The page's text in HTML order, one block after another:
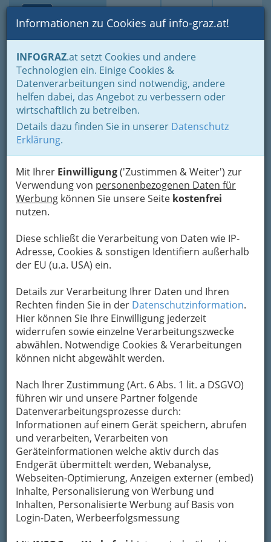
Suche Login Toggle
Informationen zu Cookies auf info-graz.at!
INFOGRAZ.at setzt Cookies und andere
Technologien ein. Einige Cookies &
Datenverarbeitungen sind notwendig, andere
helfen dabei, das Angebot zu verbessern oder
wirtschaftlich zu betreiben.
Details dazu finden Sie in unserer Datenschutz
Erklärung.
Mit Ihrer Einwilligung('Zustimmen & Weiter') zur
Verwendung von personenbezogenen Daten für
Werbung können Sie unsere Seite kostenfrei
nutzen.
Diese schließt die Verarbeitung von Daten wie IP-
Adresse, Cookies & sonstigen Identifiern außerhalb
der EU (u.a. USA) ein.
Details zur Verarbeitung Ihrer Daten und Ihren
Rechten finden Sie in der Datenschutzinformation.
Hier können Sie Ihre Einwilligung jederzeit
widerrufen sowie einzelne Verarbeitungszwecke
abwählen. Notwendige Cookies & Verarbeitungen
können nicht abgewählt werden.
Nach Ihrer Zustimmung (Art. 6 Abs. 1 lit. a DSGVO)
führen wir und unsere Partner folgende
Datenverarbeitungsprozesse durch:
Informationen auf einem Gerät speichern, abrufen
und verarbeiten, Verarbeiten von
Geräteinformationen welche aktiv durch das
Endgerät übermittelt werden, Webanalyse,
Webseiten-Optimierung, Anzeigen externer (embed)
Inhalte, Personalisierung von Werbung und
Inhalten, Personalisierte Werbung auf Basis von
Login-Daten, Werbeerfolgsmessung
Home Branchen Freizeit & Sport
Reise in die Alpen: Natur,
Kultur und die besten
Online Casinos in Österreich
Wer bereits einmal in Österreich war, der
möchte immer wieder zurück. Das alpine Land
besticht nicht nur mit den hohen Gipfeln der
Tiroler Alpen, sondern auch mit Kultur und
Klasse in den großen Städten Wien, Linz,
Egal, ob Sie Kultur lieben, gerne in die Natur
wandern gehen oder einfach ein paar
unterhaltsame Stunden im Casino verbringen
auf ihre Kosten.
Abenteuerreise in das Alpenland:
Österreich wir kommen
Kulturliebhaber erfreuen sich an den
zahlreichen Monumenten, die sich in den
größten Städten des Landes befinden. Nicht nur
die Hauptstadt Wien überrascht mit seinen
urigen Häusern und Kirchen aus anderen